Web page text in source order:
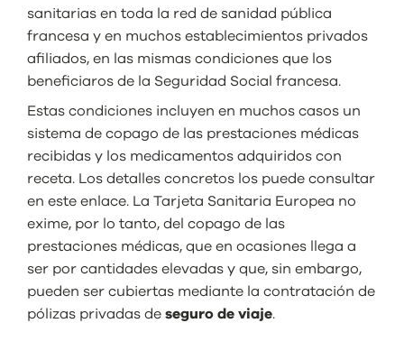
sanitarias en toda la red de sanidad pública
francesa y en muchos establecimientos privados
afiliados, en las mismas condiciones que los
beneficiaros de la Seguridad Social francesa.
Estas condiciones incluyen en muchos casos un
sistema de copago de las prestaciones médicas
recibidas y los medicamentos adquiridos con
receta. Los detalles concretos los puede consultar
en este enlace. La Tarjeta Sanitaria Europea no
exime, por lo tanto, del copago de las
prestaciones médicas, que en ocasiones llega a
ser por cantidades elevadas y que, sin embargo,
pueden ser cubiertas mediante la contratación de
pólizas privadas de seguro de viaje.